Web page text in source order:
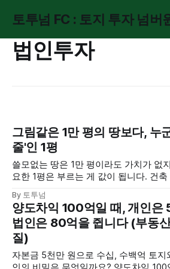
토투넘 FC : 토지 투자 넘버
법인투자
그림같은 1만 평의 땅보다, 누
줄'인 1평
쓸모없는 땅은 1만 평이라도 가치가 없
요한 1평은 부르는 게 값이 됩니다. 건
틈새 전략을 공개합니다.
By 토투넘
양도차익 100억일 때, 개인은
법인은 80억을 쥡니다 (부동
질)
자본금 5천만 원으로 수십, 수백억 토지